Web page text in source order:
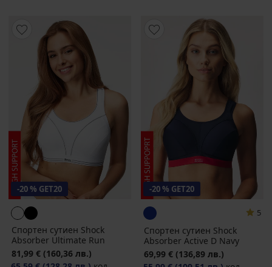
-20 % GET20
Спортен сутиен Shock
Absorber Ultimate Run
81,99 € (160,36 лв.)
-20 % GET20
5
Спортен сутиен Shock
Absorber Active D Navy
69,99 € (136,89 лв.)